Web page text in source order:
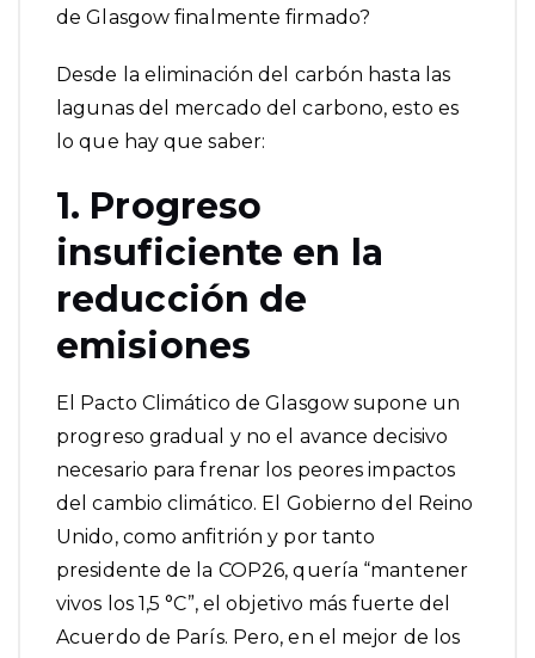
de Glasgow finalmente firmado?
Desde la eliminación del carbón hasta las
lagunas del mercado del carbono, esto es
lo que hay que saber:
1. Progreso
insuficiente en la
reducción de
emisiones
El Pacto Climático de Glasgow supone un
progreso gradual y no el avance decisivo
necesario para frenar los peores impactos
del cambio climático. El Gobierno del Reino
Unido, como anfitrión y por tanto
presidente de la COP26, quería “mantener
vivos los 1,5 °C”, el objetivo más fuerte del
Acuerdo de París. Pero, en el mejor de los